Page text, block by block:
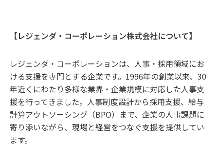
【レジェンダ・コーポレーション株式会社について】
レジェンダ・コーポレーションは、人事・採用領域にお
ける支援を専門とする企業です。1996年の創業以来、30
年近くにわたり多様な業界・企業規模に対応した人事支
援を行ってきました。人事制度設計から採用支援、給与
計算アウトソーシング（BPO）まで、企業の人事課題に
寄り添いながら、現場と経営をつなぐ支援を提供してい
ます。